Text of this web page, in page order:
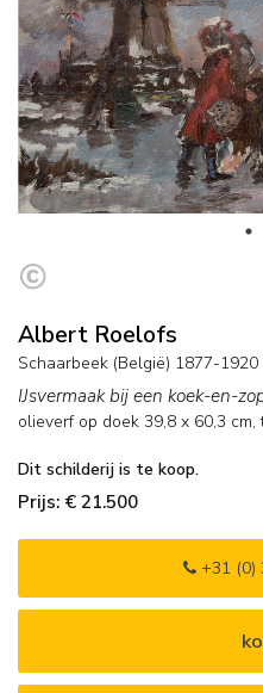
Albert Roelofs
Schaarbeek (België) 1877-1920
IJsvermaak bij een koek-en-
olieverf op doek 39,8 x 60,3 cm,
Dit schilderij is te koop.
Prijs: € 21.500
+31 (0)